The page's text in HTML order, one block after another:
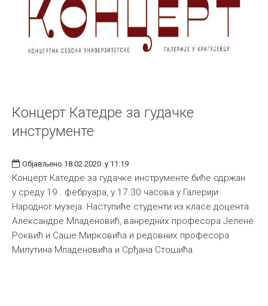
Концерт Катедре за гудачке
инструменте
Објављено 18.02.2020. у 11:19
Концерт Катедре за гудачке инструменте биће одржан
у среду 19 . фебруара, у 17.30 часова у Галерији
Народног музеја. Наступиће студенти из класе доцента
Александре Младеновић, ванредних професора Јелене
Роквић и Саше Мирковића и редовних професора
Милутина Младеновића и Срђана Стошића.